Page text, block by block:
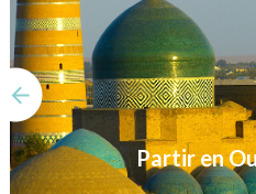
Partir en